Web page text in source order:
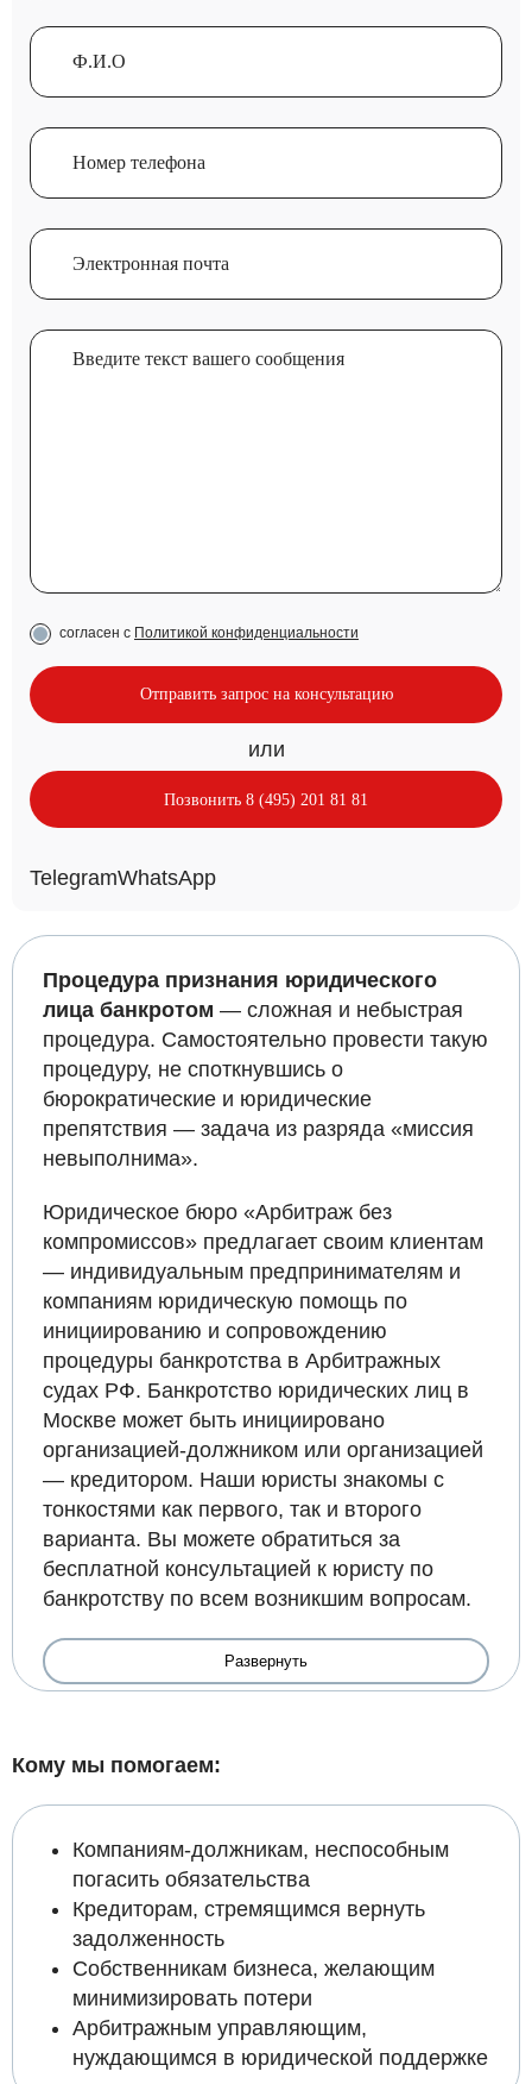
согласен с Политикой конфиденциальности
или
Позвонить 8 (495) 201 81 81
TelegramWhatsApp
Процедура признания юридического
лица банкротом — сложная и небыстрая
процедура. Самостоятельно провести такую
процедуру, не споткнувшись о
бюрократические и юридические
препятствия — задача из разряда «миссия
невыполнима».
Юридическое бюро «Арбитраж без
компромиссов» предлагает своим клиентам
— индивидуальным предпринимателям и
компаниям юридическую помощь по
инициированию и сопровождению
процедуры банкротства в Арбитражных
судах РФ. Банкротство юридических лиц в
Москве может быть инициировано
организацией-должником или организацией
— кредитором. Наши юристы знакомы с
тонкостями как первого, так и второго
варианта. Вы можете обратиться за
бесплатной консультацией к юристу по
банкротству по всем возникшим вопросам.
Развернуть
Кому мы помогаем:
Компаниям-должникам, неспособным
погасить обязательства
Кредиторам, стремящимся вернуть
задолженность
Собственникам бизнеса, желающим
минимизировать потери
Арбитражным управляющим,
нуждающимся в юридической поддержке